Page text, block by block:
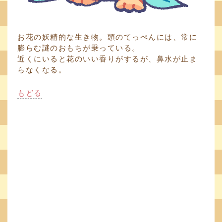
お花の妖精的な生き物。頭のてっぺんには、常に
膨らむ謎のおもちが乗っている。
近くにいると花のいい香りがするが、鼻水が止ま
らなくなる。
もどる